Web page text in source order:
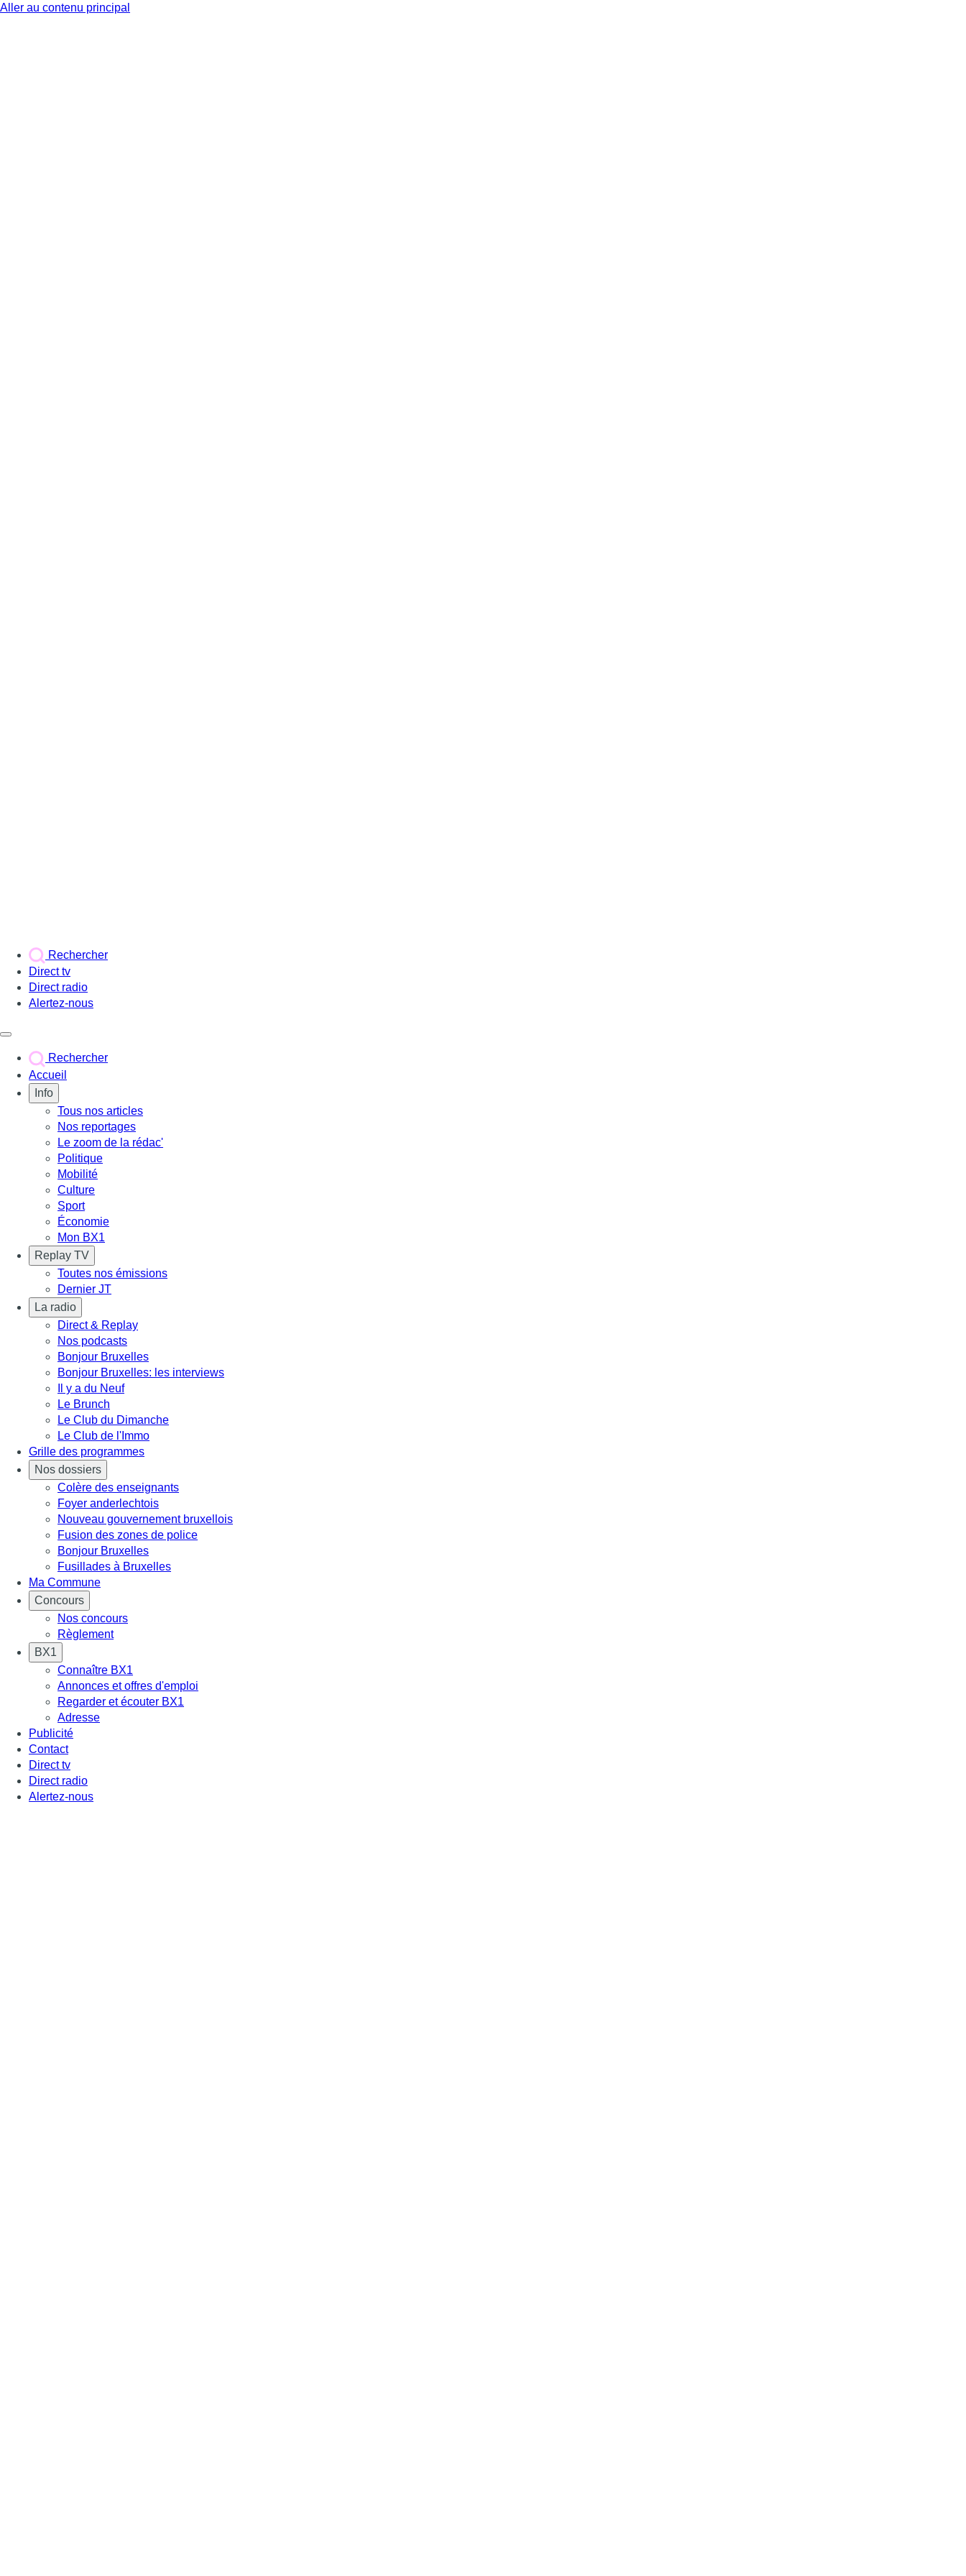
Aller au contenu principal
Rechercher
Direct tv
Direct radio
Alertez-nous
Rechercher
Accueil
Info
Tous nos articles
Nos reportages
Le zoom de la rédac'
Politique
Mobilité
Culture
Sport
Économie
Mon BX1
Replay TV
Toutes nos émissions
Dernier JT
La radio
Direct & Replay
Nos podcasts
Bonjour Bruxelles
Bonjour Bruxelles: les interviews
Il y a du Neuf
Le Brunch
Le Club du Dimanche
Le Club de l'Immo
Grille des programmes
Nos dossiers
Colère des enseignants
Foyer anderlechtois
Nouveau gouvernement bruxellois
Fusion des zones de police
Bonjour Bruxelles
Fusillades à Bruxelles
Ma Commune
Concours
Nos concours
Règlement
BX1
Connaître BX1
Annonces et offres d'emploi
Regarder et écouter BX1
Adresse
Publicité
Contact
Direct tv
Direct radio
Alertez-nous